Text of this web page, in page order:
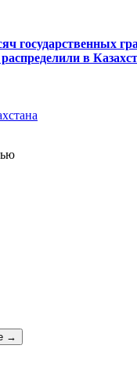
государственных
в
→